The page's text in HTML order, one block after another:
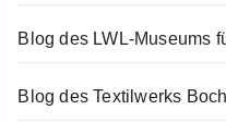
Blog des LWL-Museums
Blog des Textilwerks